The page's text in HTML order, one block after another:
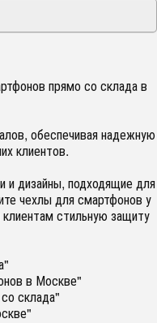
прямо со склада в
обеспечивая надежную
клиентов.
и дизайны, подходящие для
чехлы для смартфонов у
стильную защиту
в Москве"
склада"